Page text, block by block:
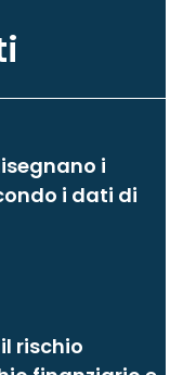
i
i dati di
rischio